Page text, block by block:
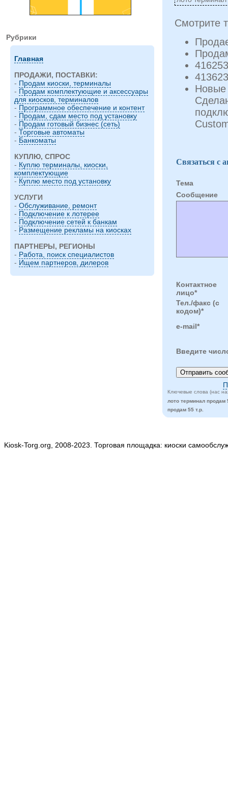
Рубрики
Главная
ПРОДАЖИ, ПОСТАВКИ:
- Продам киоски, терминалы
- Продам комплектующие и аксессуары
для киосков, терминалов
- Программное обеспечение и контент
- Продам, сдам место под установку
- Продам готовый бизнес (сеть)
- Торговые автоматы
- Банкоматы
КУПЛЮ, СПРОС
- Куплю терминалы, киоски,
комплектующие
- Куплю место под установку
УСЛУГИ
- Обслуживание, ремонт
- Подключение к лотерее
- Подключение сетей к банкам
- Размещение рекламы на киосках
ПАРТНЕРЫ, РЕГИОНЫ
- Работа, поиск специалистов
- Ищем партнеров, дилеров
Смотрите
Новые
Связаться с
Тема
Cообщение
Контактное
лицо*
Тел./факс (с
кодом)*
e-mail*
Введите
Ключевые слова (нас
лото терминал продам
продам 55 т.р.
Kiosk-Torg.org, 2008-2023. Торговая площадка: киоски